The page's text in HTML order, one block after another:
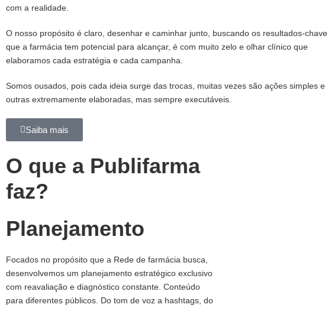
com a realidade.
O nosso propósito é claro, desenhar e caminhar junto, buscando os resultados-chave
que a farmácia tem potencial para alcançar, é com muito zelo e olhar clínico que
elaboramos cada estratégia e cada campanha.
Somos ousados, pois cada ideia surge das trocas, muitas vezes são ações simples e
outras extremamente elaboradas, mas sempre executáveis.
Saiba mais
O que a Publifarma
faz?
Planejamento
Focados no propósito que a Rede de farmácia busca,
desenvolvemos um planejamento estratégico exclusivo
com reavaliação e diagnóstico constante. Conteúdo
para diferentes públicos. Do tom de voz a hashtags, do